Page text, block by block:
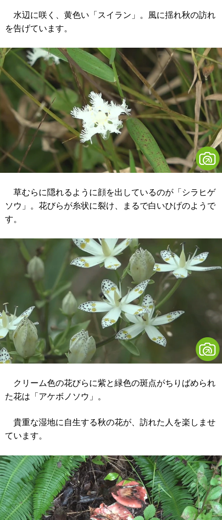
水辺に咲く、黄色い「スイラン」。風に揺れ秋の訪れ
を告げています。
草むらに隠れるように顔を出しているのが「シラヒゲ
ソウ」。花びらが糸状に裂け、まるで白いひげのようで
す。
クリーム色の花びらに紫と緑色の斑点がちりばめられ
た花は「アケボノソウ」。
貴重な湿地に自生する秋の花が、訪れた人を楽しませ
ています。